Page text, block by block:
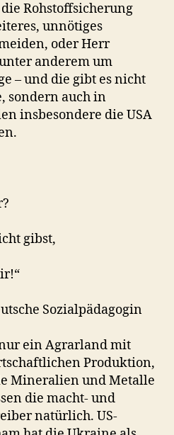
Rohstoffsicherung
unnötiges
oder Herr
anderem um
– und die gibt es nicht
sondern auch in
insbesondere die USA
gibst,
Sozialpädagogin
ein Agrarland mit
Produktion,
Mineralien und Metalle
die macht- und
natürlich. US-